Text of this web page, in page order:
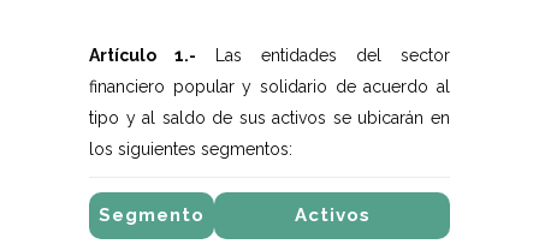
Artículo 1.- Las entidades del sector
financiero popular y solidario de acuerdo al
tipo y al saldo de sus activos se ubicarán en
los siguientes segmentos:
Segmento Activos